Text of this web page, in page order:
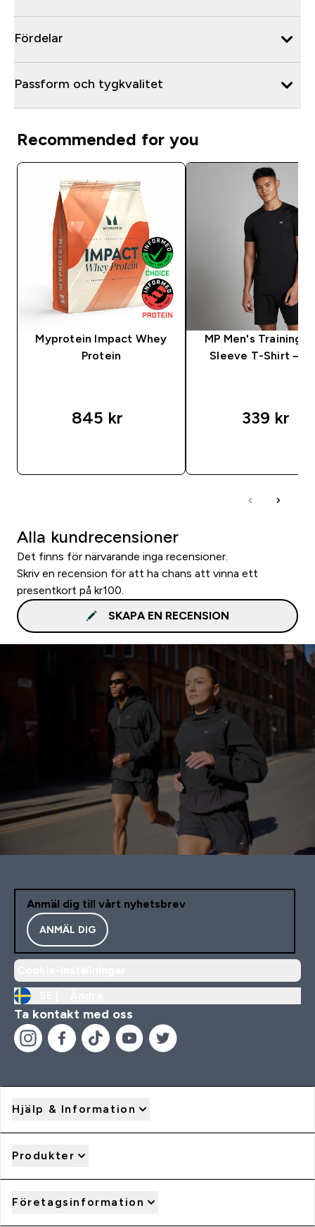
Fördelar
Passform och tygkvalitet
Recommended for you
Myprotein Impact Whey
Protein
845 kr‎
MP Men's Training
Sleeve T-Shirt –
339 kr‎
Alla kundrecensioner
Det finns för närvarande inga recensioner.
Skriv en recension för att ha chans att vinna ett
presentkort på kr100.
SKAPA EN RECENSION
Anmäl dig till vårt nyhetsbrev
ANMÄL DIG
Ta kontakt med oss
Hjälp & Information
Produkter
Företagsinformation